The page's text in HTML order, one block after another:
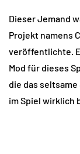
Dieser Jemand
Projekt namens
veröffentlichte.
Mod für dieses
die das
im Spiel wirklich